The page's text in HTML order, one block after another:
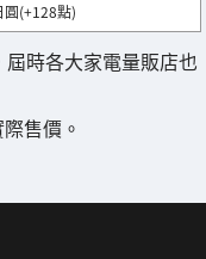
圓(+128點)
時各大家電量販店也
售價。